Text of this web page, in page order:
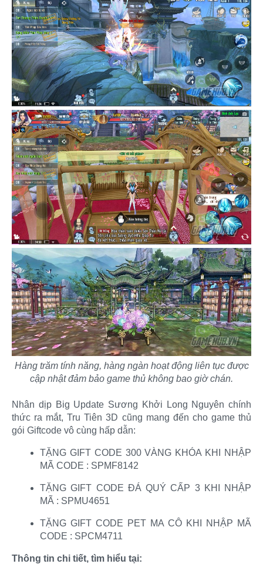
Hàng trăm tính năng, hàng ngàn hoạt động liên tục được
cập nhật đảm bảo game thủ không bao giờ chán.
Nhân dịp Big Update Sương Khởi Long Nguyên chính
thức ra mắt, Tru Tiên 3D cũng mang đến cho game thủ
gói Giftcode vô cùng hấp dẫn:​
TẶNG GIFT CODE 300 VÀNG KHÓA KHI NHẬP
MÃ CODE : SPMF8142​
TẶNG GIFT CODE ĐÁ QUÝ CẤP 3 KHI NHẬP
MÃ : SPMU4651​
TẶNG GIFT CODE PET MA CÔ KHI NHẬP MÃ
CODE : SPCM4711​
Thông tin chi tiết, tìm hiểu tại: